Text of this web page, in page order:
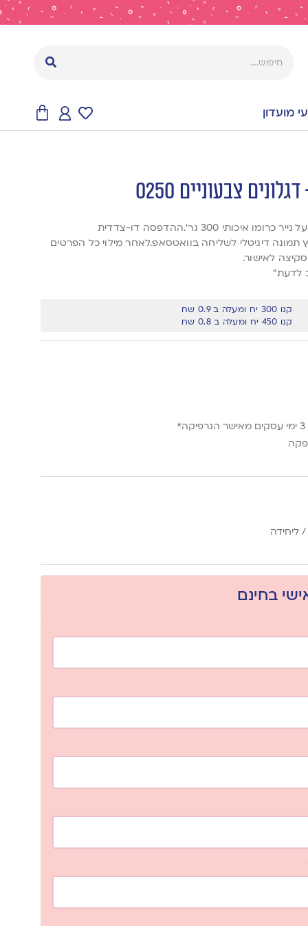
מועדון
צבעוניים 0250
אנחנו מדפיסים את ההזמנות על נייר כרומו איכותי 300 גר’.ההדפסה דו-צדדית
תמונה דיגיטלי לשליחה בוואטסאפ.לאחר מילוי כל הפרטים
לאישור.
לדעת”
קנו 300 יח ומעלה ב 0.9 שח
קנו 450 יח ומעלה ב 0.8 שח
/ ליחידה
בחינם